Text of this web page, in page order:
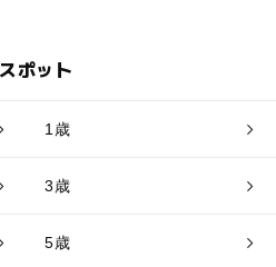
ポット
1歳
3歳
5歳